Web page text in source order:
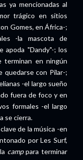
ya mencionadas al
trágico en sitios
Gomes, en África-;
-la mascota de
apoda "Dandy"-; los
terminan en ningún
quedarse con Pilar-;
-el largo sueño
fuera de foco y en
formales -el largo
se cierra.
de la música -en
por Les Surf,
camppara terminar